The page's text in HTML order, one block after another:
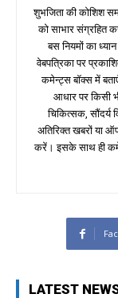
शुभजिता की कोशिश
को साभार संग्रहित
बस नियमों का
वेबपत्रिका पर
कमेन्ट्स बॉक्स में
आधार पर किसी
चिकित्सक, सौंदर्य
अतिरिक्त खबरों या
करें। इसके साथ ही
LATEST